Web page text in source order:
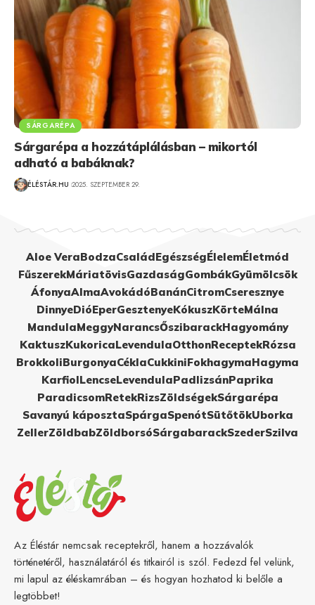
SÁRGARÉPA
Sárgarépa a hozzátáplálásban – mikortól
adható a babáknak?
ÉLÉSTÁR.HU 2025. SZEPTEMBER 29.
Aloe VeraBodzaCsaládEgészségÉlelemÉletmód
FűszerekMáriatövisGazdaságGombákGyümölcsök
ÁfonyaAlmaAvokádóBanánCitromCseresznye
DinnyeDióEperGesztenyeKókuszKörteMálna
MandulaMeggyNarancsŐszibarackHagyomány
KaktuszKukoricaLevendulaOtthonReceptekRózsa
BrokkoliBurgonyaCéklaCukkiniFokhagymaHagyma
KarfiolLencseLevendulaPadlizsánPaprika
ParadicsomRetekRizsZöldségekSárgarépa
Savanyú káposztaSpárgaSpenótSütőtökUborka
ZellerZöldbabZöldborsóSárgabarackSzederSzilva
Az Éléstár nemcsak receptekről, hanem a hozzávalók
történetéről, használatáról és titkairól is szól. Fedezd fel velünk,
mi lapul az éléskamrában – és hogyan hozhatod ki belőle a
legtöbbet!